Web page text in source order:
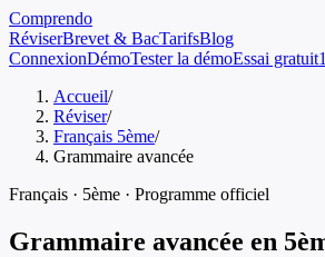
Comprendo
RéviserBrevet & BacTarifsBlog
ConnexionDémoTester la démoEssai gratuit
Accueil/
Réviser/
Français 5ème/
Grammaire avancée
Français · 5ème · Programme officiel
Grammaire avancée en